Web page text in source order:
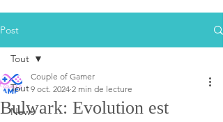
Post
Tout
News
Tout
Bulwark: Evolution est
Couple of Gamer
9 oct. 2024 2 min de lecture